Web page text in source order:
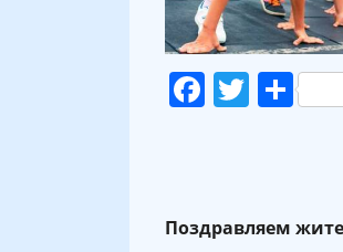
Поздравляем